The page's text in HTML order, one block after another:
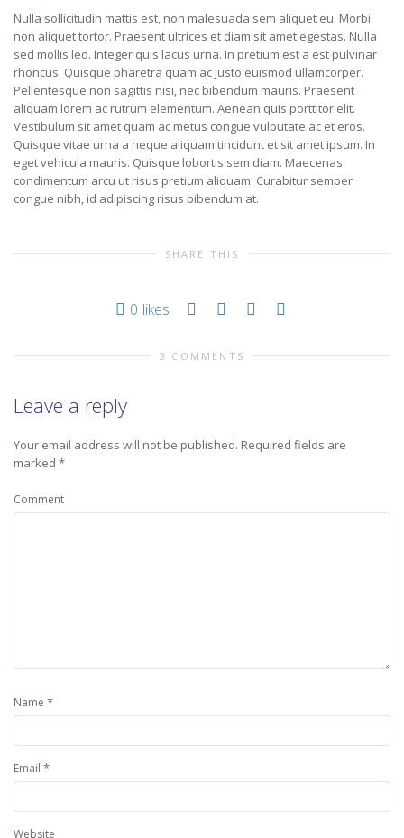
Nulla sollicitudin mattis est, non malesuada sem aliquet eu. Morbi
non aliquet tortor. Praesent ultrices et diam sit amet egestas. Nulla
sed mollis leo. Integer quis lacus urna. In pretium est a est pulvinar
rhoncus. Quisque pharetra quam ac justo euismod ullamcorper.
Pellentesque non sagittis nisi, nec bibendum mauris. Praesent
aliquam lorem ac rutrum elementum. Aenean quis porttitor elit.
Vestibulum sit amet quam ac metus congue vulputate ac et eros.
Quisque vitae urna a neque aliquam tincidunt et sit amet ipsum. In
eget vehicula mauris. Quisque lobortis sem diam. Maecenas
condimentum arcu ut risus pretium aliquam. Curabitur semper
congue nibh, id adipiscing risus bibendum at.
SHARE THIS
0 likes
3 COMMENTS
Leave a reply
Your email address will not be published. Required fields are
marked *
Comment
Name *
Email *
Website